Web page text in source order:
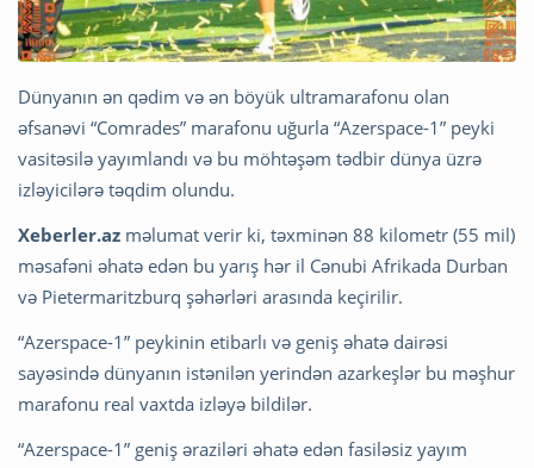
Dünyanın ən qədim və ən böyük ultramarafonu olan
əfsanəvi “Comrades” marafonu uğurla “Azerspace-1” peyki
vasitəsilə yayımlandı və bu möhtəşəm tədbir dünya üzrə
izləyicilərə təqdim olundu.
Xeberler.az məlumat verir ki, təxminən 88 kilometr (55 mil)
məsafəni əhatə edən bu yarış hər il Cənubi Afrikada Durban
və Pietermaritzburq şəhərləri arasında keçirilir.
“Azerspace-1” peykinin etibarlı və geniş əhatə dairəsi
sayəsində dünyanın istənilən yerindən azarkeşlər bu məşhur
marafonu real vaxtda izləyə bildilər.
“Azerspace-1” geniş əraziləri əhatə edən fasiləsiz yayım